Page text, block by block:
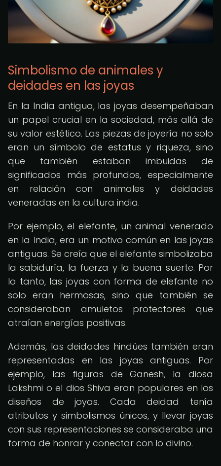
Simbolismo de animales y
deidades en las joyas
En la India antigua, las joyas desempeñaban
un papel crucial en la sociedad, más allá de
su valor estético. Las piezas de joyería no solo
eran un símbolo de estatus y riqueza, sino
que también estaban imbuidas de
significados más profundos, especialmente
en relación con animales y deidades
veneradas en la cultura india.
Por ejemplo, el elefante, un animal venerado
en la India, era un motivo común en las joyas
antiguas. Se creía que el elefante simbolizaba
la sabiduría, la fuerza y la buena suerte. Por
lo tanto, las joyas con forma de elefante no
solo eran hermosas, sino que también se
consideraban amuletos protectores que
atraían energías positivas.
Además, las deidades hindúes también eran
representadas en las joyas antiguas. Por
ejemplo, las figuras de Ganesh, la diosa
Lakshmi o el dios Shiva eran populares en los
diseños de joyas. Cada deidad tenía
atributos y simbolismos únicos, y llevar joyas
con sus representaciones se consideraba una
forma de honrar y conectar con lo divino.